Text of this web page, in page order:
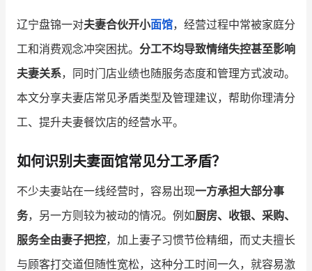
行业报告
新零售资讯
培训课程
商家社区 社群交流
辽宁盘锦一对夫妻合伙开小面馆，经营过程中常被家庭分
工和消费观念冲突困扰。 分工不均导致情绪失控甚至影响
夫妻关系，同时门店业绩也随服务态度和管理方式波动。
本文分享夫妻店常见矛盾类型及管理建议，帮助你理清分
工、提升夫妻餐饮店的经营水平。
如何识别夫妻面馆常见分工矛盾？
不少夫妻站在一线经营时，容易出现一方承担大部分事
务，另一方则较为被动的情况。例如厨房、收银、采购、
服务全由妻子把控，加上妻子习惯节俭精细，而丈夫擅长
与顾客打交道但随性宽松，这种分工时间一久，就容易激